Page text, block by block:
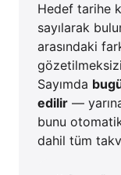
Hedef tarihe
sayılarak
arasındaki
Sayımda
edilir —
bunu
dahil tüm